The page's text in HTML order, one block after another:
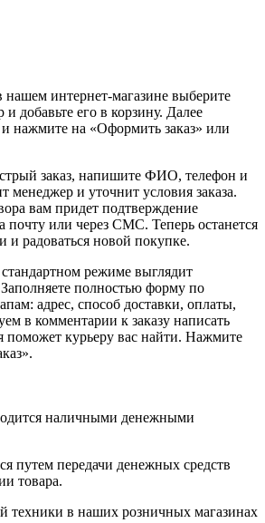
нашем интернет-магазине выберите
добавьте его в корзину. Далее
нажмите на «Оформить заказ» или
заказ, напишите ФИО, телефон и
менеджер и уточнит условия заказа.
вам придет подтверждение
почту или через СМС. Теперь останется
и радоваться новой покупке.
режиме выглядит
полностью форму по
адрес, способ доставки, оплаты,
в комментарии к заказу написать
поможет курьеру вас найти. Нажмите
наличными денежными
путем передачи денежных средств
товара.
техники в наших розничных магазинах